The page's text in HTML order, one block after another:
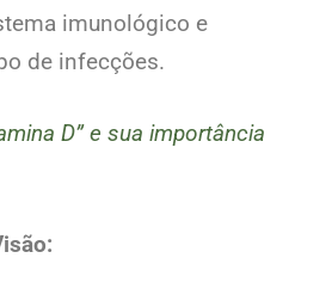
imunológico e
de infecções.
D” e sua importância